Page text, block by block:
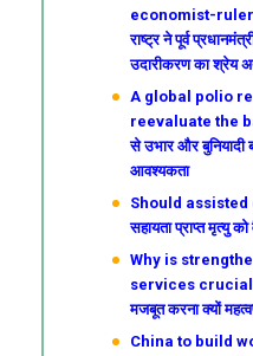
economist-
राष्ट्र ने पूर्व
उदारीकरण का श्रेय
A global polio
reevaluate the
से उभार और बुनियादी
आवश्यकता
Should assisted
सहायता प्राप्त मृत्यु को
Why is
services crucial?
मजबूत करना क्यों
China to build